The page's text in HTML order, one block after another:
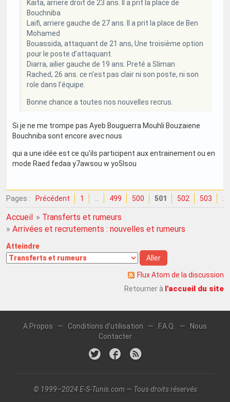
Kaita, arriere droit de 23 ans. Il a prit la place de
Bouchniba
Laifi, arriere gauche de 27 ans. Il a prit la place de Ben
Mohamed
Bouassida, attaquant de 21 ans, Une troisième option
pour le poste d’attaquant.
Diarra, ailier gauche de 19 ans. Preté a Sliman
Rached, 26 ans. ce n’est pas clair ni son poste, ni son
role dans l’équipe.
Bonne chance a toutes nos nouvelles recrus.
Si je ne me trompe pas Ayeb Bouguerra Mouhli Bouzaiene
Bouchniba sont encore avec nous
qui a une idée est ce qu'ils participent aux entrainement ou en
mode Raed fedaa y7awsou w yo5lsou
Pages : Précédent 1 499 500 501 502 503
Accueil » Transferts et rumeurs
» Arrivées et recrutements : nouvelles et rumeurs
Atteindre
Flux Atom de la discussion
Retourner à l'accueil du site
A Propos — Conditions d'utilisation — F.A.Q. —
Nous
Contacter
© 1999–2024 E-S-Tunis.com — Tous droits réservés